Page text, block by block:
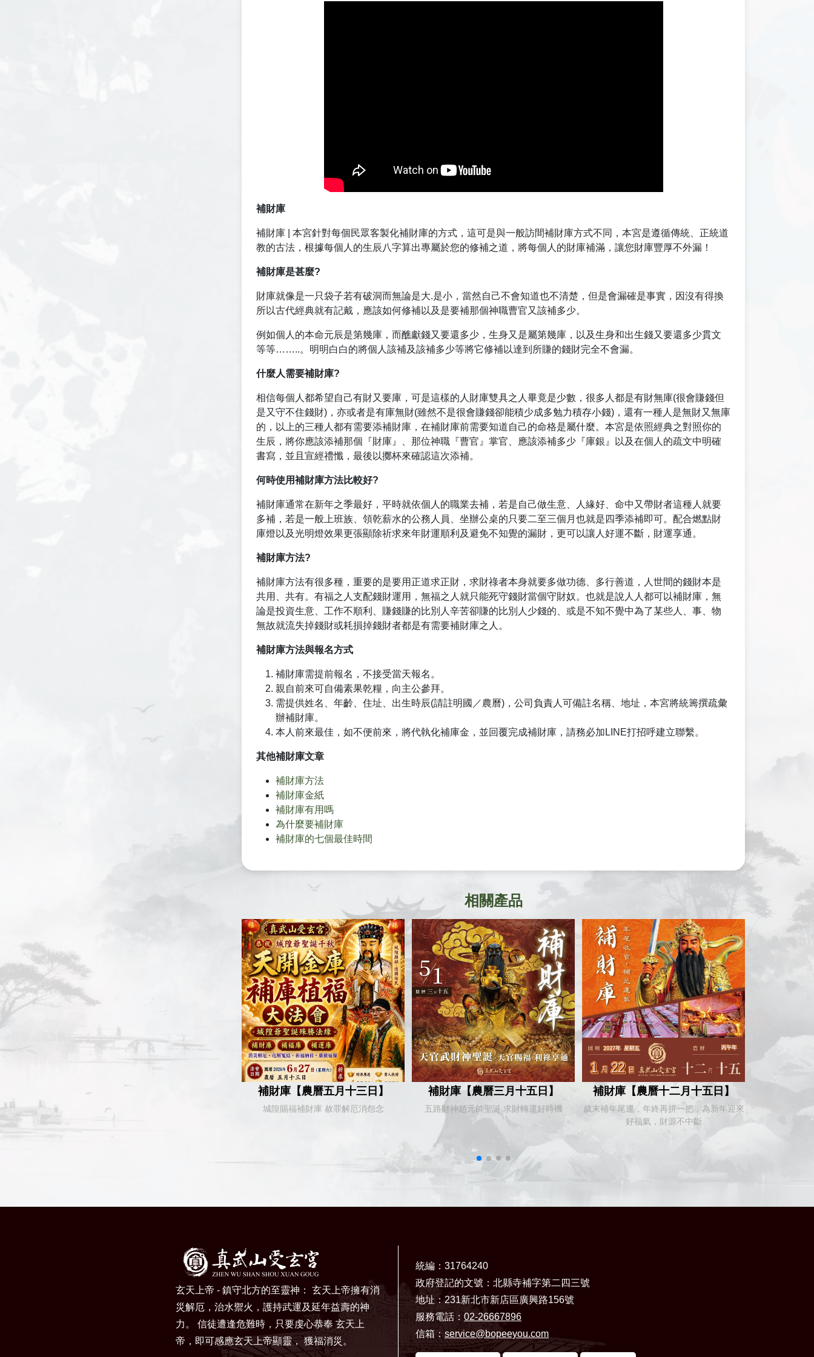
補財庫
補財庫 | 本宮針對每個民眾客製化補財庫的方式，這可是與一般訪間補財庫方式不同，本宮是遵循傳統、正統道
教的古法，根據每個人的生辰八字算出專屬於您的修補之道，將每個人的財庫補滿，讓您財庫豐厚不外漏！
補財庫是甚麼?
財庫就像是一只袋子若有破洞而無論是大.是小，當然自己不會知道也不清楚，但是會漏確是事實，因沒有得換
所以古代經典就有記戴，應該如何修補以及是要補那個神職曹官又該補多少。
例如個人的本命元辰是第幾庫，而醮獻錢又要還多少，生身又是屬第幾庫，以及生身和出生錢又要還多少貫文
等等……..。明明白白的將個人該補及該補多少等將它修補以達到所賺的錢財完全不會漏。
什麼人需要補財庫?
相信每個人都希望自己有財又要庫，可是這樣的人財庫雙具之人畢竟是少數，很多人都是有財無庫(很會賺錢但
是又守不住錢財)，亦或者是有庫無財(雖然不是很會賺錢卻能積少成多勉力積存小錢)，還有一種人是無財又無庫
的，以上的三種人都有需要添補財庫，在補財庫前需要知道自己的命格是屬什麼。本宮是依照經典之對照你的
生辰，將你應該添補那個『財庫』、那位神職『曹官』掌官、應該添補多少『庫銀』以及在個人的疏文中明確
書寫，並且宣經禮懺，最後以擲杯來確認這次添補。
何時使用補財庫方法比較好?
補財庫通常在新年之季最好，平時就依個人的職業去補，若是自己做生意、人緣好、命中又帶財者這種人就要
多補，若是一般上班族、領乾薪水的公務人員、坐辦公桌的只要二至三個月也就是四季添補即可。配合燃點財
庫燈以及光明燈效果更張顯除祈求來年財運順利及避免不知覺的漏財，更可以讓人好運不斷，財運享通。
補財庫方法?
補財庫方法有很多種，重要的是要用正道求正財，求財祿者本身就要多做功德、多行善道，人世間的錢財本是
共用、共有。有福之人支配錢財運用，無福之人就只能死守錢財當個守財奴。也就是說人人都可以補財庫，無
論是投資生意、工作不順利、賺錢賺的比別人辛苦卻賺的比別人少錢的、或是不知不覺中為了某些人、事、物
無故就流失掉錢財或耗損掉錢財者都是有需要補財庫之人。
補財庫方法與報名方式
補財庫需提前報名，不接受當天報名。
親自前來可自備素果乾糧，向主公參拜。
需提供姓名、年齡、住址、出生時辰(請註明國／農曆)，公司負責人可備註名稱、地址，本宮將統籌撰疏彙
辦補財庫。
本人前來最佳，如不便前來，將代執化補庫金，並回覆完成補財庫，請務必加LINE打招呼建立聯繫。
其他補財庫文章
補財庫方法
補財庫金紙
補財庫有用嗎
為什麼要補財庫
補財庫的七個最佳時間
相關產品
補財庫【農曆五月十三日】
城隍賜福補財庫 赦罪解厄消怨念
補財庫【農曆三月十五日】
五路財神趙元帥聖誕 求財轉運好時機
補財庫【農曆十二月十五日】
歲末補年尾運，年終再拚一把，為新年迎來
好福氣，財源不中斷
玄天上帝 - 鎮守北方的至靈神： 玄天上帝擁有消
災解厄，治水禦火，護持武運及延年益壽的神
力。 信徒遭逢危難時，只要虔心恭奉 玄天上
帝，即可感應玄天上帝顯靈， 獲福消災。
統編：31764240
政府登記的文號：北縣寺補字第二四三號
地址：231新北市新店區廣興路156號
服務電話： 02-26667896
信箱： service@bopeeyou.com